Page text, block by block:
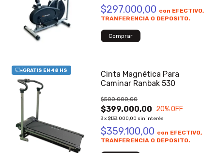
$297.000,00 con EFECTIVO,
TRANFERENCIA O DEPOSITO.
Cinta Magnética Para
Caminar Ranbak 530
$399.000,00
$500.000,00
20% OFF
3x $133.000,00 sin interés
$359.100,00 con EFECTIVO,
TRANFERENCIA O DEPOSITO.